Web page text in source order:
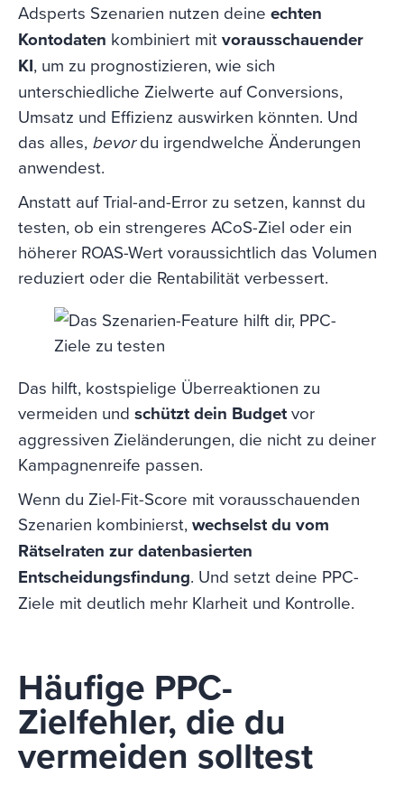
Adsperts Szenarien nutzen deine echten
Kontodaten kombiniert mitvorausschauender
KI, um zu prognostizieren, wie sich
unterschiedliche Zielwerte auf Conversions,
Umsatz und Effizienz auswirken könnten. Und
das alles, bevordu irgendwelche Änderungen
anwendest.
Anstatt auf Trial-and-Error zu setzen, kannst du
testen, ob ein strengeres ACoS-Ziel oder ein
höherer ROAS-Wert voraussichtlich das Volumen
reduziert oder die Rentabilität verbessert.
Das hilft, kostspielige Überreaktionen zu
vermeiden und schützt dein Budgetvor
aggressiven Zieländerungen, die nicht zu deiner
Kampagnenreife passen.
Wenn du Ziel-Fit-Score mit vorausschauenden
Szenarien kombinierst,wechselst du vom
Rätselraten zur datenbasierten
Entscheidungsfindung. Und setzt deine PPC-
Ziele mit deutlich mehr Klarheit und Kontrolle.
Häufige PPC-
Zielfehler, die du
vermeiden solltest